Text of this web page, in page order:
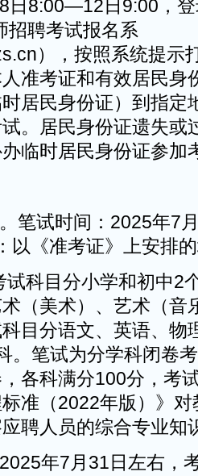
日8:00—12日9:00，
招聘考试报名系
），按照系统提示
准考证和有效居民身
居民身份证）到指定
。居民身份证遗失或
临时居民身份证参加
笔试时间：2025年7
以《准考证》上安排
试科目分小学和初中2
（美术）、艺术（音
目分语文、英语、物
。笔试为分学科闭卷
各科满分100分，考
准（2022年版）》
聘人员的综合专业知
年7月31日左右，